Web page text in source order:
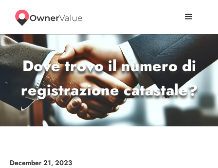
Dove trovo il numero di
registrazione catastale?
December 21, 2023